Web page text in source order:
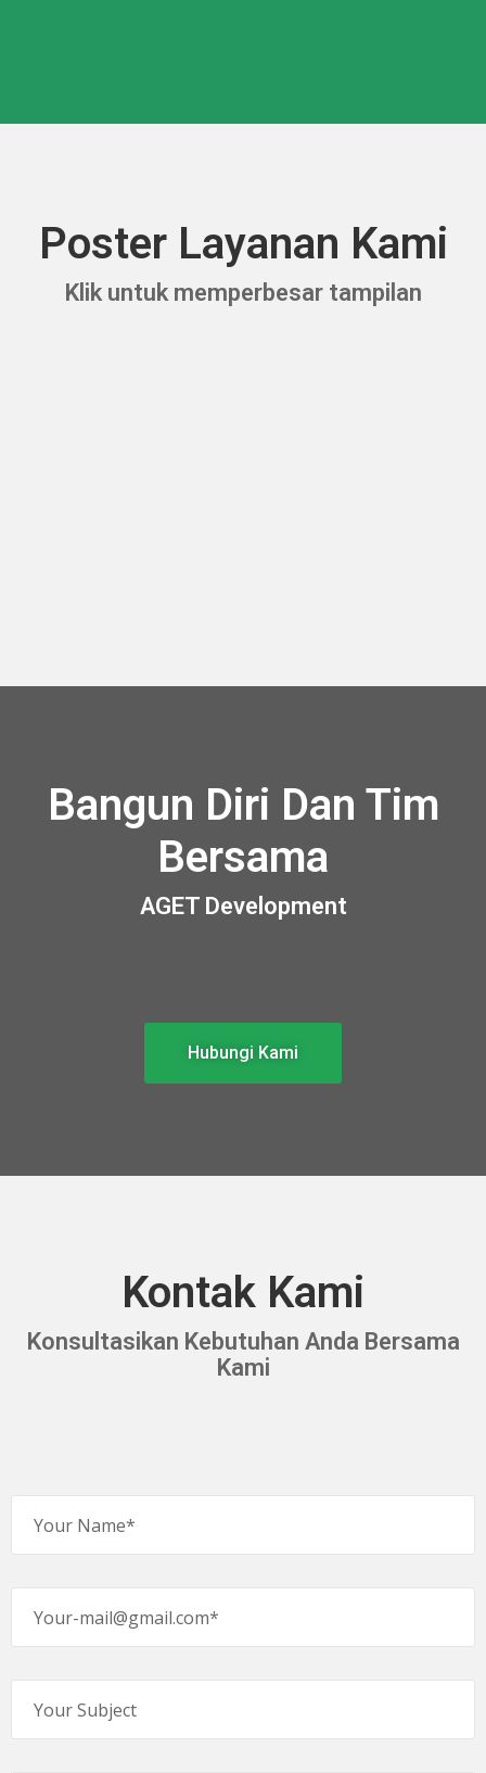
Poster Layanan Kami
Klik untuk memperbesar tampilan
Bangun Diri Dan Tim
Bersama
AGET Development
Hubungi Kami
Kontak Kami
Konsultasikan Kebutuhan Anda Bersama
Kami